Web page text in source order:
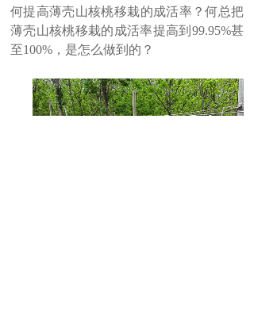
何提高薄壳山核桃移栽的成活率？何总把
薄壳山核桃移栽的成活率提高到99.95%甚
至100%，是怎么做到的？